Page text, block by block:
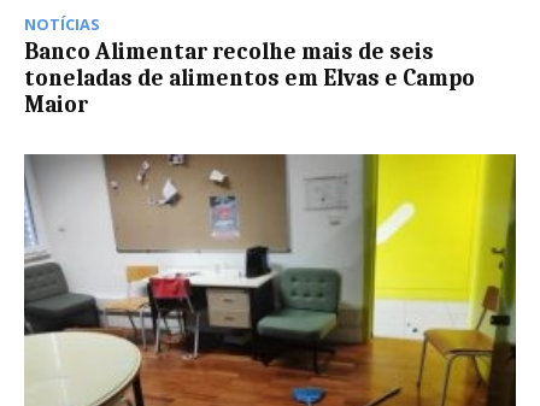
NOTÍCIAS
Banco Alimentar recolhe mais de seis
toneladas de alimentos em Elvas e Campo
Maior